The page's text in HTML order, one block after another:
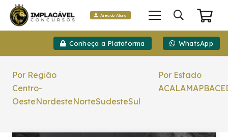
Área do Aluno
Conheça a Plataforma WhatsApp
Por Região
Centro-
OesteNordesteNorteSudesteSul
Por Estado
ACALAMAPBACE